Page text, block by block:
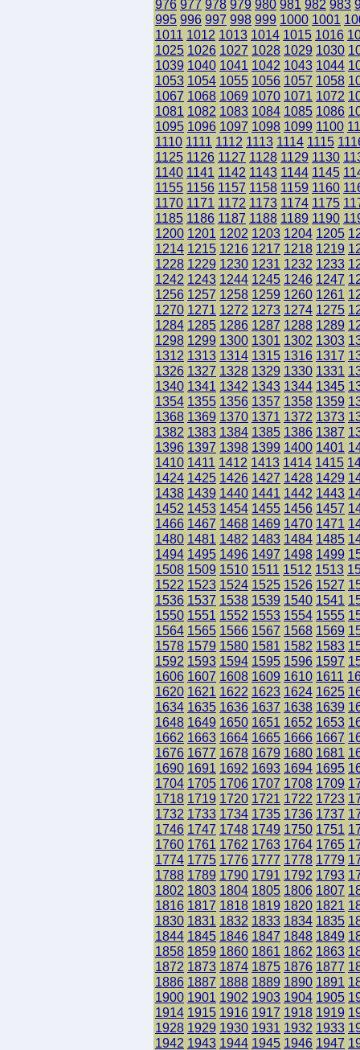
976 977 978 979 980 981 982 983
995 996 997 998 999 1000 1001
1011 1012 1013 1014 1015 1016
1025 1026 1027 1028 1029 1030
1039 1040 1041 1042 1043 1044
1053 1054 1055 1056 1057 1058
1067 1068 1069 1070 1071 1072
1081 1082 1083 1084 1085 1086
1095 1096 1097 1098 1099 1100
1110 1111 1112 1113 1114 1115
1125 1126 1127 1128 1129 1130
1140 1141 1142 1143 1144 1145
1155 1156 1157 1158 1159 1160
1170 1171 1172 1173 1174 1175
1185 1186 1187 1188 1189 1190
1200 1201 1202 1203 1204 1205
1214 1215 1216 1217 1218 1219
1228 1229 1230 1231 1232 1233
1242 1243 1244 1245 1246 1247
1256 1257 1258 1259 1260 1261
1270 1271 1272 1273 1274 1275
1284 1285 1286 1287 1288 1289
1298 1299 1300 1301 1302 1303
1312 1313 1314 1315 1316 1317
1326 1327 1328 1329 1330 1331
1340 1341 1342 1343 1344 1345
1354 1355 1356 1357 1358 1359
1368 1369 1370 1371 1372 1373
1382 1383 1384 1385 1386 1387
1396 1397 1398 1399 1400 1401
1410 1411 1412 1413 1414 1415
1424 1425 1426 1427 1428 1429
1438 1439 1440 1441 1442 1443
1452 1453 1454 1455 1456 1457
1466 1467 1468 1469 1470 1471
1480 1481 1482 1483 1484 1485
1494 1495 1496 1497 1498 1499
1508 1509 1510 1511 1512 1513
1522 1523 1524 1525 1526 1527
1536 1537 1538 1539 1540 1541
1550 1551 1552 1553 1554 1555
1564 1565 1566 1567 1568 1569
1578 1579 1580 1581 1582 1583
1592 1593 1594 1595 1596 1597
1606 1607 1608 1609 1610 1611
1620 1621 1622 1623 1624 1625
1634 1635 1636 1637 1638 1639
1648 1649 1650 1651 1652 1653
1662 1663 1664 1665 1666 1667
1676 1677 1678 1679 1680 1681
1690 1691 1692 1693 1694 1695
1704 1705 1706 1707 1708 1709
1718 1719 1720 1721 1722 1723
1732 1733 1734 1735 1736 1737
1746 1747 1748 1749 1750 1751
1760 1761 1762 1763 1764 1765
1774 1775 1776 1777 1778 1779
1788 1789 1790 1791 1792 1793
1802 1803 1804 1805 1806 1807
1816 1817 1818 1819 1820 1821
1830 1831 1832 1833 1834 1835
1844 1845 1846 1847 1848 1849
1858 1859 1860 1861 1862 1863
1872 1873 1874 1875 1876 1877
1886 1887 1888 1889 1890 1891
1900 1901 1902 1903 1904 1905
1914 1915 1916 1917 1918 1919
1928 1929 1930 1931 1932 1933
1942 1943 1944 1945 1946 1947